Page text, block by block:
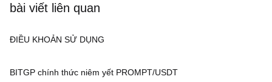
bài viết liên quan
ĐIỀU KHOẢN SỬ DỤNG
BITGP chính thức niêm yết PROMPT/USDT